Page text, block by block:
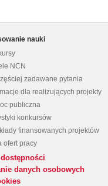
nauki
NCN
zadawane pytania
dla realizujących projekty
publiczna
konkursów
finansowanych projektów
ofert pracy
danych osobowych